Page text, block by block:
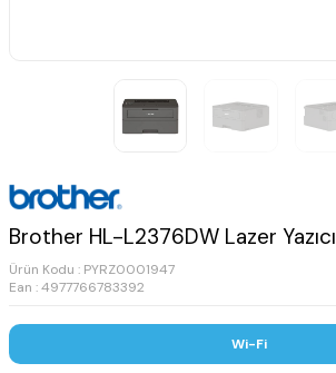
Brother HL-L2376DW Lazer Yazıcı
Ürün Kodu : PYRZ0001947
Ean : 4977766783392
Wi-Fi